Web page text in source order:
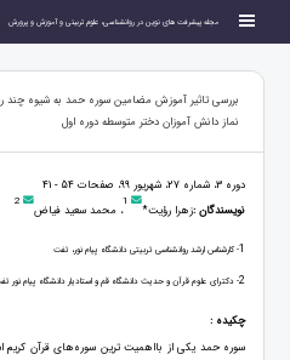
مجله پیشرفت های نوین در روانشناسی، علوم تربیتی و آموزش و پرورش
بررسی تاثیر آموزش مضامین سوره حمد به شیوه چند
نماز دانش آموزان دختر متوسطه دوره اول
دوره 3، شماره 27، شهریور 99، صفحات 54 - 41
نویسندگان :زهرا رؤیت* 1، محمد سعید فیاض 2
1- کارشناس ارشد روانشناسی تربیتی دانشگاه پیام نور، تفت
2- دکترای علوم قرآن و حدیث دانشگاه قم و استادیار دانشگاه پیام نور
چکیده :
سوره حمد یکی از بااهمیت ترین سوره‌های قرآن